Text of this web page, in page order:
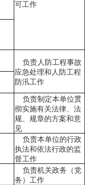
可工作
负责人防工程事故
应急处理和人防工程
防汛工作
负责制定本单位贯
彻实施有关法律、法
规、规章的方案和意
见
负责本单位的行政
执法和依法行政的监
督工作
负责机关政务（党
务）工作